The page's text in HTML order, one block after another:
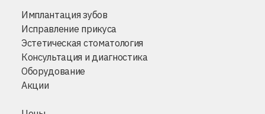
Имплантация зубов
Исправление прикуса
Эстетическая стоматология
Консультация и диагностика
Оборудование
Акции